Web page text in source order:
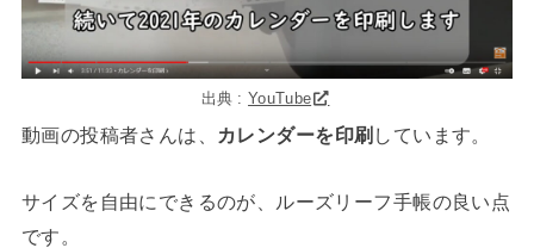
出典 :YouTube
動画の投稿者さんは、 カレンダーを印刷 しています。
サイズを自由にできるのが、ルーズリーフ手帳の良い点
です。